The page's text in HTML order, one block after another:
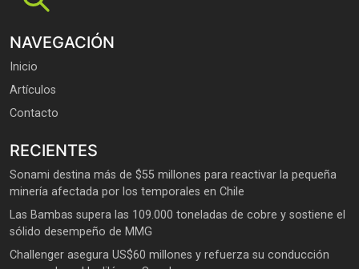
NAVEGACIÓN
Inicio
Artículos
Contacto
RECIENTES
Sonami destina más de $55 millones para reactivar la pequeña
minería afectada por los temporales en Chile
Las Bambas supera las 109.000 toneladas de cobre y sostiene el
sólido desempeño de MMG
Challenger asegura US$60 millones y refuerza su conducción